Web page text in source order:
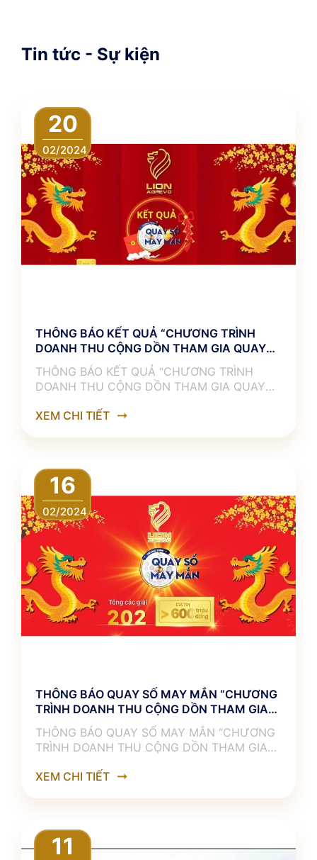
Tin tức - Sự kiện
THÔNG BÁO KẾT QUẢ “CHƯƠNG TRÌNH
DOANH THU CỘNG DỒN THAM GIA QUAY
SỐ”
20
02/2024
THÔNG BÁO KẾT QUẢ “CHƯƠNG TRÌNH
DOANH THU CỘNG DỒN THAM GIA QUAY
𝐀𝐆𝐑𝐄𝐕𝐎 xin chúc mừng những khách hàng
XEM CHI TIẾT
THÔNG BÁO QUAY SỐ MAY MẮN “CHƯƠNG
TRÌNH DOANH THU CỘNG DỒN THAM GIA
QUAY SỐ”
16
02/2024
THÔNG BÁO QUAY SỐ MAY MẮN “CHƯƠNG
TRÌNH DOANH THU CỘNG DỒN THAM GIA
Năm RỒNG VÀNG – rước VÀNG RỒNG
XEM CHI TIẾT
11